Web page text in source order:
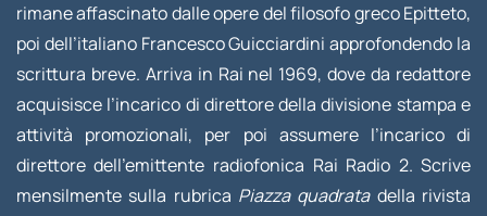
rimane affascinato dalle opere del filosofo greco Epitteto,
poi dell’italiano Francesco Guicciardini approfondendo la
scrittura breve. Arriva in Rai nel 1969, dove da redattore
acquisisce l’incarico di direttore della divisione stampa e
attività promozionali, per poi assumere l’incarico di
direttore dell’emittente radiofonica Rai Radio 2. Scrive
mensilmente sulla rubrica Piazza quadratadella rivista